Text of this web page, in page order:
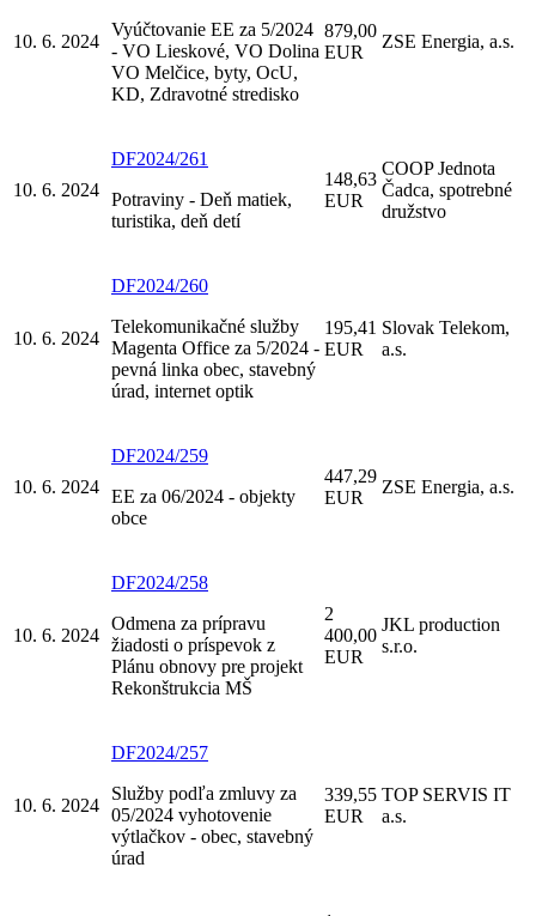
10. 6. 2024
Vyúčtovanie EE za 5/2024
- VO Lieskové, VO Dolina
VO Melčice, byty, OcU,
KD, Zdravotné stredisko
879,00
EUR
ZSE Energia, a.s.
10. 6. 2024
DF2024/261
Potraviny - Deň matiek,
turistika, deň detí
148,63
EUR
COOP Jednota
Čadca, spotrebné
družstvo
10. 6. 2024
DF2024/260
Telekomunikačné služby
Magenta Office za 5/2024 -
pevná linka obec, stavebný
úrad, internet optik
195,41
EUR
Slovak Telekom,
a.s.
10. 6. 2024
DF2024/259
EE za 06/2024 - objekty
obce
447,29
EUR
ZSE Energia, a.s.
10. 6. 2024
DF2024/258
Odmena za prípravu
žiadosti o príspevok z
Plánu obnovy pre projekt
Rekonštrukcia MŠ
2
400,00
EUR
JKL production
s.r.o.
10. 6. 2024
DF2024/257
Služby podľa zmluvy za
05/2024 vyhotovenie
výtlačkov - obec, stavebný
úrad
339,55
EUR
TOP SERVIS IT
a.s.